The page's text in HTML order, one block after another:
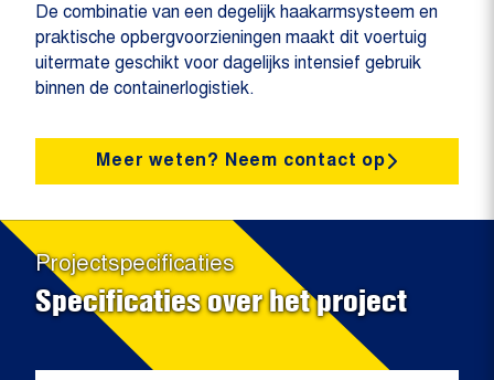
De combinatie van een degelijk haakarmsysteem en
praktische opbergvoorzieningen maakt dit voertuig
uitermate geschikt voor dagelijks intensief gebruik
binnen de containerlogistiek.
Meer weten? Neem contact op
Projectspecificaties
Specificaties over het project